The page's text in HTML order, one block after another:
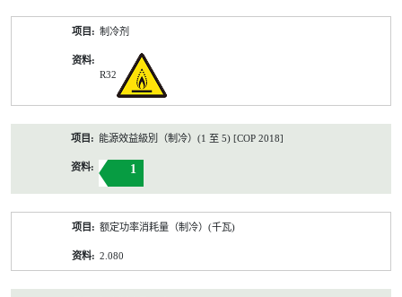
制冷剂
R32
能源效益級別（制冷）(1 至 5) [COP 2018]
1
额定功率消耗量（制冷）(千瓦)
2.080